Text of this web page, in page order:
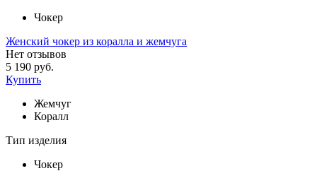
Чокер
Женский чокер из коралла и жемчуга
Нет отзывов
5 190 руб.
Купить
Жемчуг
Коралл
Тип изделия
Чокер